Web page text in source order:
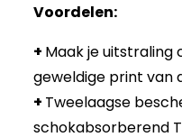
Voordelen:
+ Maak je
geweldige print van
+ Tweelaagse
schokabsorberend